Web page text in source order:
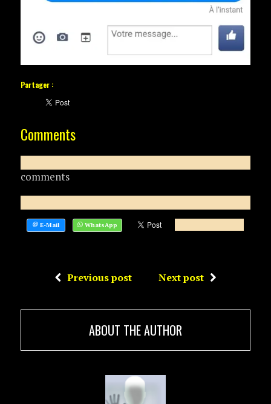
Partager :
Comments
comments
Previous post Next post
ABOUT THE AUTHOR